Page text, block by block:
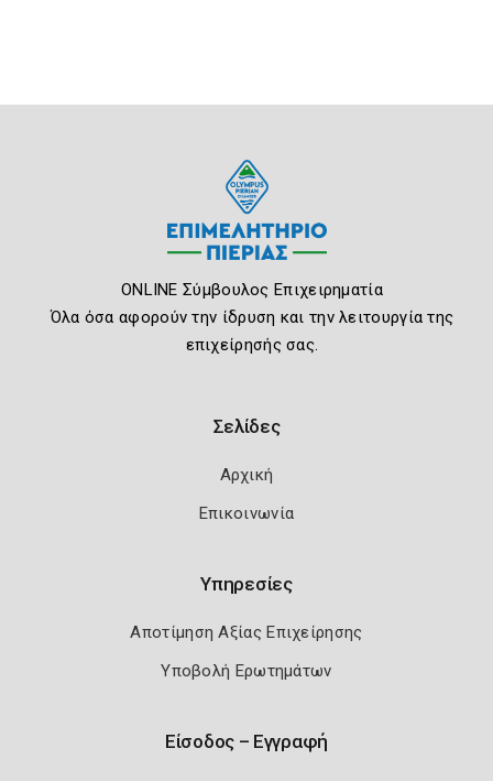
ONLINE Σύμβουλος Επιχειρηματία
Όλα όσα αφορούν την ίδρυση και την λειτουργία της
επιχείρησής σας.
Σελίδες
Αρχική
Επικοινωνία
Υπηρεσίες
Αποτίμηση Αξίας Επιχείρησης
Υποβολή Ερωτημάτων
Είσοδος – Εγγραφή